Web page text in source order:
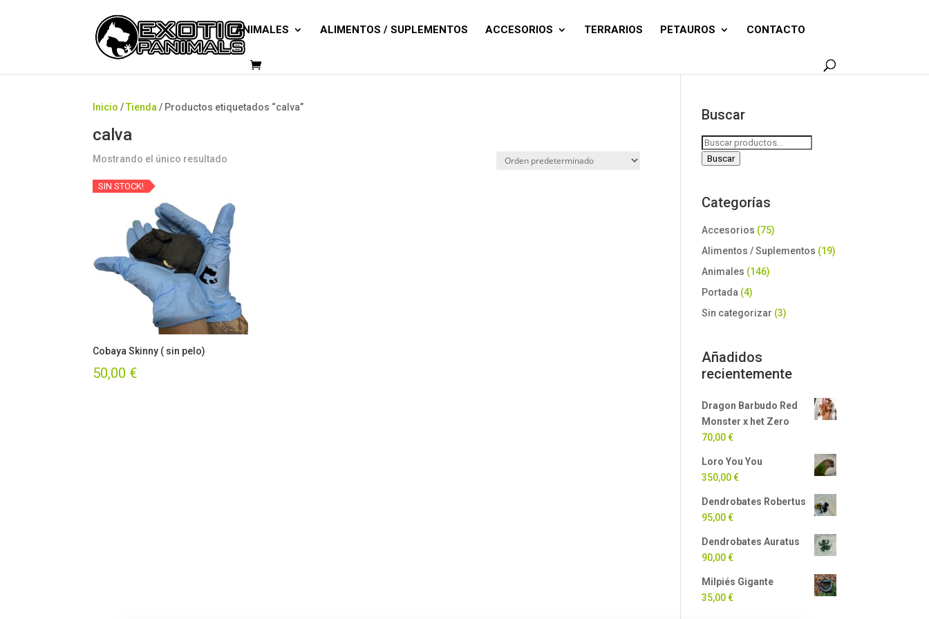
ANIMALES ALIMENTOS / SUPLEMENTOS ACCESORIOS TERRARIOS PETAUROS CONTACTO
productos
Inicio /Tienda / Productos etiquetados “calva”
calva
Mostrando el único resultado
SIN STOCK!
Cobaya Skinny ( sin pelo)
50,00 €
Buscar
Buscar
por:
Buscar
Categorías
Accesorios (75)
Alimentos / Suplementos (19)
Animales (146)
Portada (4)
Sin categorizar (3)
Añadidos
recientemente
Dragon Barbudo Red
Monster x het Zero
70,00€
Loro You You
350,00€
Dendrobates Robertus
95,00€
Dendrobates Auratus
90,00€
Milpiés Gigante
35,00€